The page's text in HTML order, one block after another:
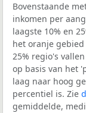
Bovenstaande
inkomen per
laagste 10% en
het oranje gebied
25% regio's
op basis van het
laag naar hoog
percentiel is. Zie
gemiddelde,